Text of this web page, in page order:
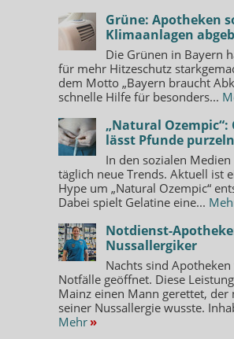
Grüne: Apotheken
Klimaanlagen
Die Grünen in Bayern
für mehr Hitzeschutz
dem Motto „Bayern braucht
schnelle Hilfe für besonders...
„Natural Ozempic“:
lässt Pfunde purzeln
In den sozialen
täglich neue Trends. Aktuell ist
Hype um „Natural Ozempic“
Dabei spielt Gelatine eine...
Notdienst-
Nussallergiker
Nachts sind
Notfälle geöffnet. Diese
Mainz einen Mann gerettet, der
seiner Nussallergie wusste.
Mehr »